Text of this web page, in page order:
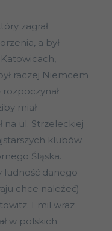
zagrał
a był
raczej Niemcem
miał
na ul. Strzeleckiej
klubów
Śląska.
ludność danego
chce należeć)
Emil wraz
w polskich